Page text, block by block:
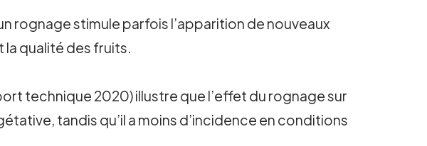
rognage stimule parfois l’apparition de nouveaux
la qualité des fruits.
technique 2020) illustre que l’effet du rognage sur
tandis qu’il a moins d’incidence en conditions